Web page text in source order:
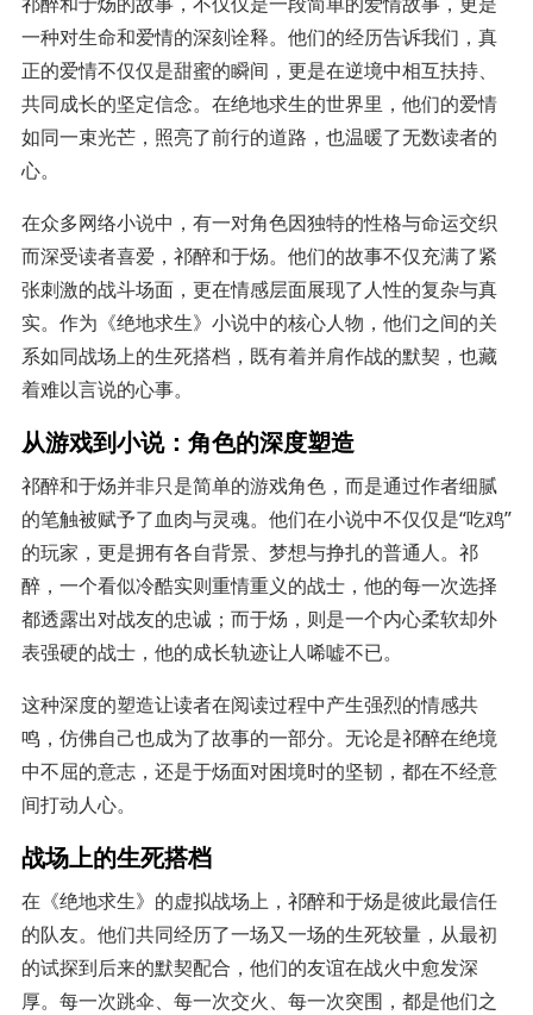
一种对生命和爱情的深刻诠释。他们的经历告诉我们，真
正的爱情不仅仅是甜蜜的瞬间，更是在逆境中相互扶持、
共同成长的坚定信念。在绝地求生的世界里，他们的爱情
如同一束光芒，照亮了前行的道路，也温暖了无数读者的
心。
在众多网络小说中，有一对角色因独特的性格与命运交织
而深受读者喜爱，祁醉和于炀。他们的故事不仅充满了紧
张刺激的战斗场面，更在情感层面展现了人性的复杂与真
实。作为《绝地求生》小说中的核心人物，他们之间的关
系如同战场上的生死搭档，既有着并肩作战的默契，也藏
着难以言说的心事。
从游戏到小说：角色的深度塑造
祁醉和于炀并非只是简单的游戏角色，而是通过作者细腻
的笔触被赋予了血肉与灵魂。他们在小说中不仅仅是“吃鸡”
的玩家，更是拥有各自背景、梦想与挣扎的普通人。祁
醉，一个看似冷酷实则重情重义的战士，他的每一次选择
都透露出对战友的忠诚；而于炀，则是一个内心柔软却外
表强硬的战士，他的成长轨迹让人唏嘘不已。
这种深度的塑造让读者在阅读过程中产生强烈的情感共
鸣，仿佛自己也成为了故事的一部分。无论是祁醉在绝境
中不屈的意志，还是于炀面对困境时的坚韧，都在不经意
间打动人心。
战场上的生死搭档
在《绝地求生》的虚拟战场上，祁醉和于炀是彼此最信任
的队友。他们共同经历了一场又一场的生死较量，从最初
的试探到后来的默契配合，他们的友谊在战火中愈发深
厚。每一次跳伞、每一次交火、每一次突围，都是他们之